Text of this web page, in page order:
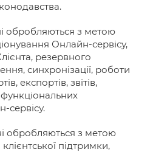
обробляються з метою
Онлайн-сервісу,
резервного
синхронізації, роботи
експортів, звітів,
сервісу.
обробляються з метою
підтримки,